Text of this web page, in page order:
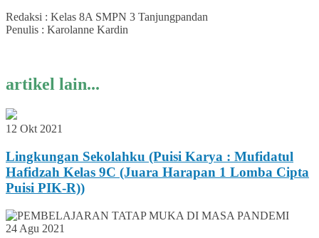
Redaksi : Kelas 8A SMPN 3 Tanjungpandan
Penulis : Karolanne Kardin
artikel lain...
12 Okt 2021
Lingkungan Sekolahku (Puisi Karya : Mufidatul
Hafidzah Kelas 9C (Juara Harapan 1 Lomba Cipta
Puisi PIK-R))
24 Agu 2021